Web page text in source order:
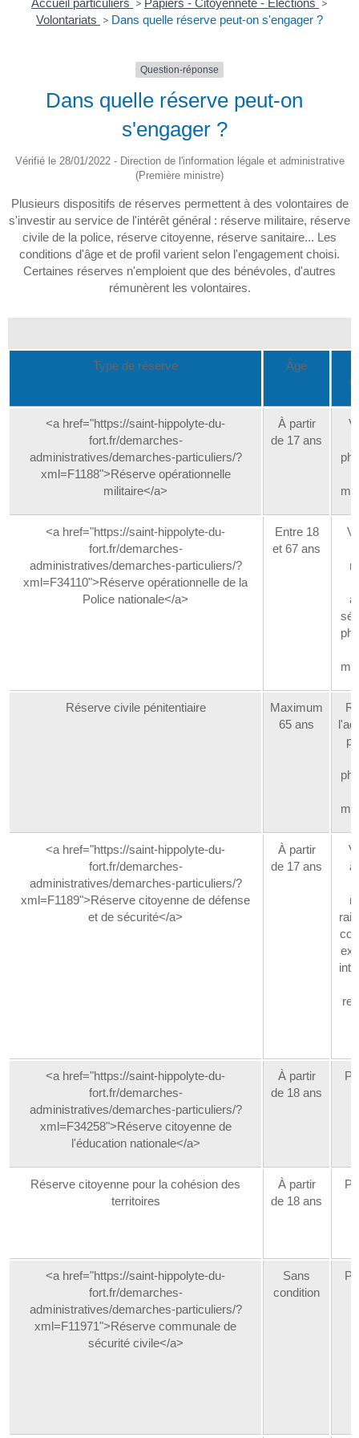
Accueil particuliers > Papiers - Citoyenneté - Élections >
Volontariats > Dans quelle réserve peut-on s'engager ?
Question-réponse
Dans quelle réserve peut-on
s'engager ?
Vérifié le 28/01/2022 - Direction de l'information légale et administrative
(Première ministre)
Plusieurs dispositifs de réserves permettent à des volontaires de
s'investir au service de l'intérêt général : réserve militaire, réserve
civile de la police, réserve citoyenne, réserve sanitaire... Les
conditions d'âge et de profil varient selon l'engagement choisi.
Certaines réserves n'emploient que des bénévoles, d'autres
rémunèrent les volontaires.
Type de réserve Âge
<a href="https://saint-hippolyte-du-
fort.fr/demarches-
administratives/demarches-particuliers/?
xml=F1188">Réserve opérationnelle
militaire</a>
À partir
de 17 ans
<a href="https://saint-hippolyte-du-
fort.fr/demarches-
administratives/demarches-particuliers/?
xml=F34110">Réserve opérationnelle de la
Police nationale</a>
Entre 18
et 67 ans
Réserve civile pénitentiaire
Maximum
65 ans
<a href="https://saint-hippolyte-du-
fort.fr/demarches-
administratives/demarches-particuliers/?
xml=F1189">Réserve citoyenne de défense
et de sécurité</a>
À partir
de 17 ans
<a href="https://saint-hippolyte-du-
fort.fr/demarches-
administratives/demarches-particuliers/?
xml=F34258">Réserve citoyenne de
l'éducation nationale</a>
À partir
de 18 ans
Réserve citoyenne pour la cohésion des
territoires
À partir
de 18 ans
<a href="https://saint-hippolyte-du-
fort.fr/demarches-
administratives/demarches-particuliers/?
xml=F11971">Réserve communale de
sécurité civile</a>
Sans
condition